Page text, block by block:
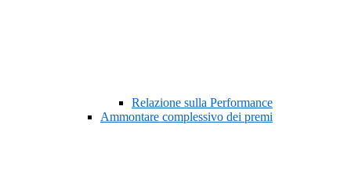
Relazione sulla Performance
Ammontare complessivo dei premi